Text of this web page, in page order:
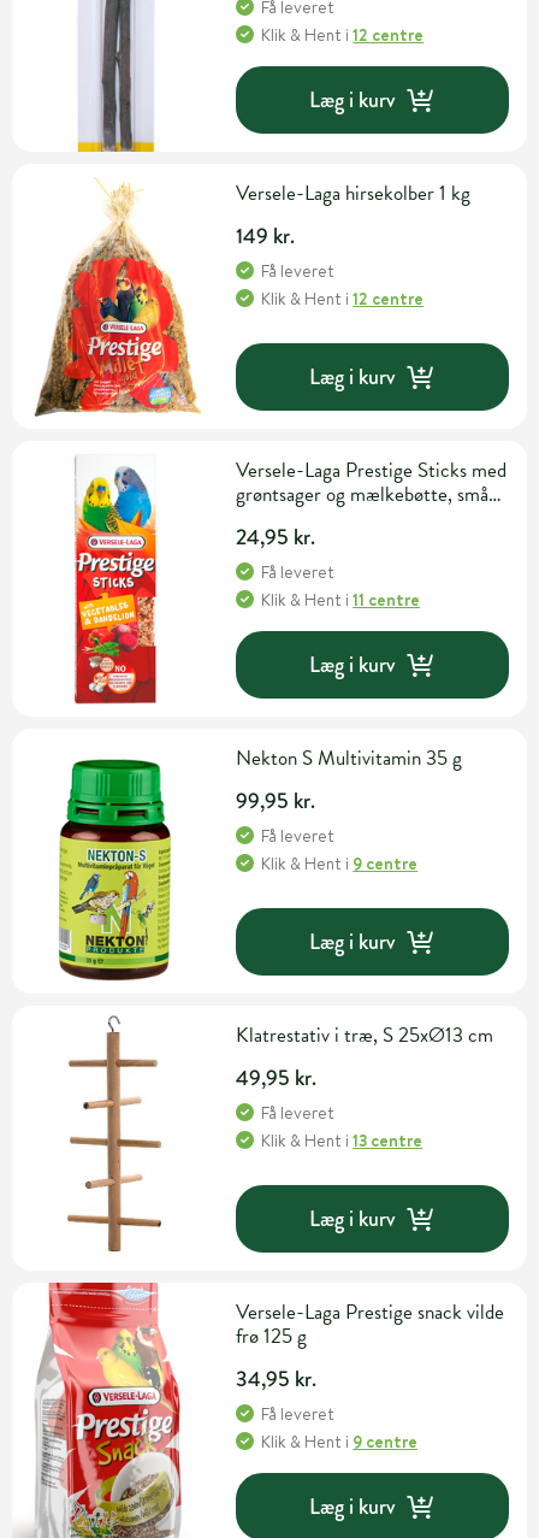
Få leveret
Klik & Hent i12 centre
Læg i kurv
Versele-Laga hirsekolber 1 kg
149 kr.
Få leveret
Klik & Hent i12 centre
Læg i kurv
Versele-Laga Prestige Sticks med
grøntsager og mælkebøtte, små
24,95 kr.
Få leveret
Klik & Hent i11 centre
Læg i kurv
Nekton S Multivitamin 35 g
99,95 kr.
Få leveret
Klik & Hent i 9 centre
Læg i kurv
Klatrestativ i træ, S 25xØ13 cm
49,95 kr.
Få leveret
Klik & Hent i13 centre
Læg i kurv
Versele-Laga Prestige snack vilde
frø 125 g
34,95 kr.
Få leveret
Klik & Hent i 9 centre
Læg i kurv